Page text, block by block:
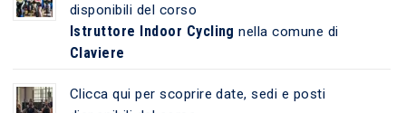
disponibili del corso
Istruttore Indoor Cycling nella comune di
Claviere
Clicca qui per scoprire date, sedi e posti